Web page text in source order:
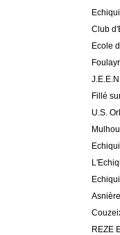
Club
Ecole
Fillé
U.S.
REZE